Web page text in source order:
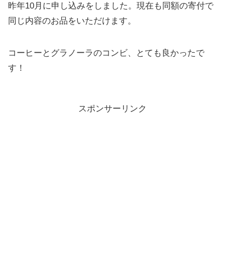
昨年10月に申し込みをしました。現在も同額の寄付で
同じ内容のお品をいただけます。
コーヒーとグラノーラのコンビ、とても良かったで
す！
スポンサーリンク